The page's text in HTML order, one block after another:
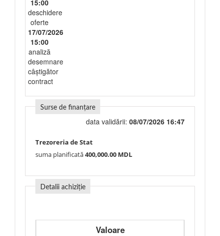
15:00
deschidere
oferte
17/07/2026
15:00
analiză
desemnare
câștigător
contract
Surse de finanțare
data validării: 08/07/2026 16:47
Trezoreria de Stat
suma planificată400,000.00 MDL
Detalii achiziție
Valoare